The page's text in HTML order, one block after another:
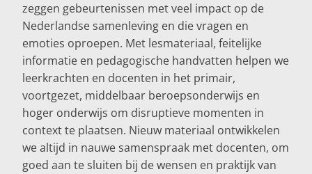
zeggen gebeurtenissen met veel impact op de
Nederlandse samenleving en die vragen en
emoties oproepen. Met lesmateriaal, feitelijke
informatie en pedagogische handvatten helpen we
leerkrachten en docenten in het primair,
voortgezet, middelbaar beroepsonderwijs en
hoger onderwijs om disruptieve momenten in
context te plaatsen. Nieuw materiaal ontwikkelen
we altijd in nauwe samenspraak met docenten, om
goed aan te sluiten bij de wensen en praktijk van